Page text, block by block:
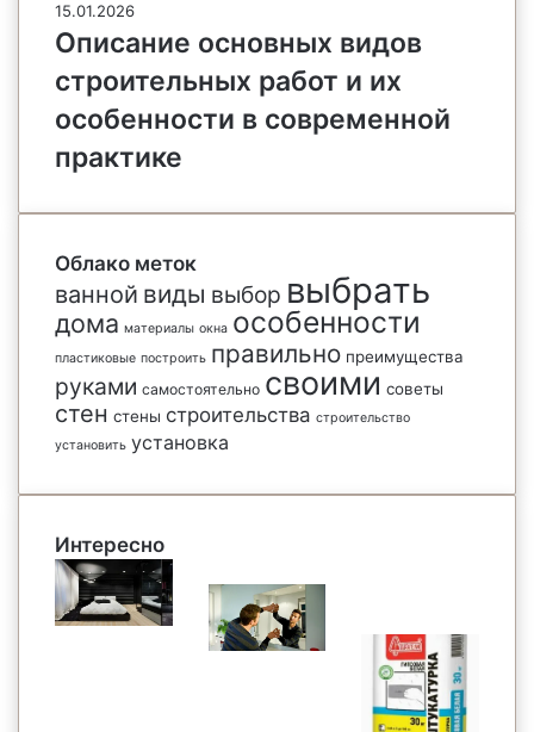
15.01.2026
Описание основных видов
строительных работ и их
особенности в современной
практике
Облако меток
ванной виды выбор выбрать
дома материалы окна особенности
пластиковые построить правильно преимущества
руками самостоятельно своими советы
стен стены строительства строительство
установить установка
Интересно